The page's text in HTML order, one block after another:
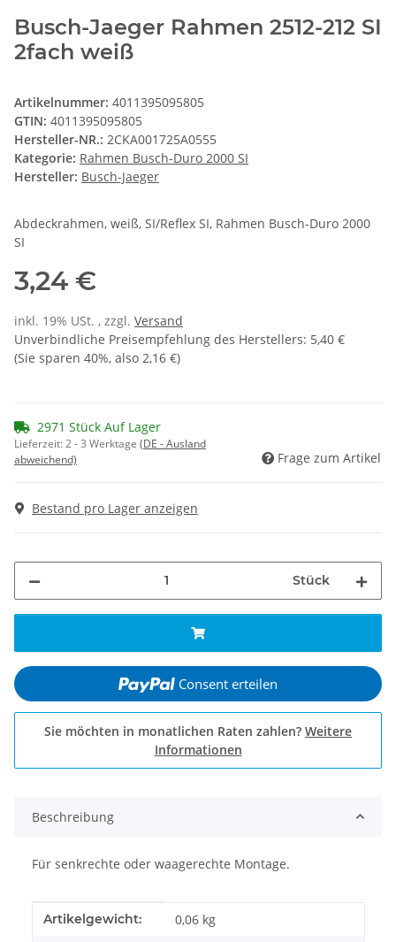
Busch-Jaeger Rahmen 2512-212 SI
2fach weiß
Artikelnummer: 4011395095805
GTIN: 4011395095805
Hersteller-NR.: 2CKA001725A0555
Kategorie: Rahmen Busch-Duro 2000 SI
Hersteller: Busch-Jaeger
Abdeckrahmen, weiß, SI/Reflex SI, Rahmen Busch-Duro 2000
SI
3,24 €
inkl. 19% USt. , zzgl. Versand
Unverbindliche Preisempfehlung des Herstellers: 5,40 €
(Sie sparen 40%, also 2,16 €)
2971 Stück Auf Lager
Lieferzeit:2 - 3 Werktage (DE - Ausland
abweichend)
Frage zum Artikel
Bestand pro Lager anzeigen
Stück
Consent erteilen
Sie möchten in monatlichen Raten zahlen? Weitere
Informationen
Beschreibung
Für senkrechte oder waagerechte Montage.
Produkteigenschaft
Wert
Artikelgewicht: 0,06 kg